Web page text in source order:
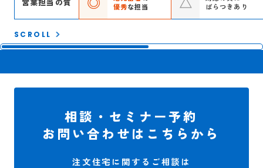
優秀な担当
ばらつきあり
SCROLL
相談・セミナー予約
お問い合わせはこちらから
注文住宅に関するご相談は